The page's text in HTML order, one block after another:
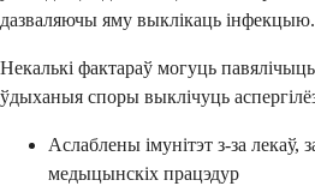
дазваляючы яму выклікаць інфекцыю.
Некалькі фактараў могуць
ўдыханыя споры выклічуць
Аслаблены імунітэт з-за лекаў,
медыцынскіх працэдур